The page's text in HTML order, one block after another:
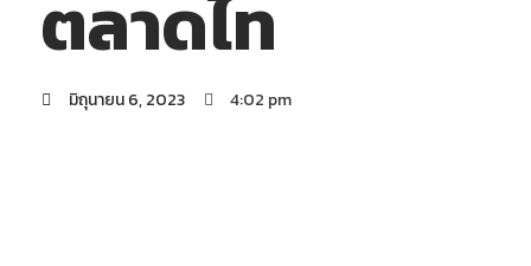
ตลาดไท
มิถุนายน 6, 2023 4:02 pm